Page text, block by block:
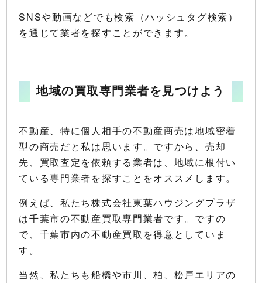
SNSや動画などでも検索（ハッシュタグ検索）
を通じて業者を探すことができます。
地域の買取専門業者を見つけよう
不動産、特に個人相手の不動産商売は地域密着
型の商売だと私は思います。ですから、売却
先、買取査定を依頼する業者は、地域に根付い
ている専門業者を探すことをオススメします。
例えば、私たち株式会社東葉ハウジングプラザ
は千葉市の不動産買取専門業者です。ですの
で、千葉市内の不動産買取を得意としていま
す。
当然、私たちも船橋や市川、柏、松戸エリアの